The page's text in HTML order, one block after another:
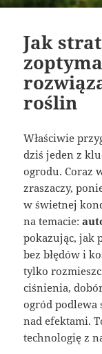
Jak
roślin
Właściwie
dziś jeden z
ogrodu. Coraz
zraszaczy,
w świetnej
na temacie:
pokazując, jak
bez błędów i
tylko
ciśnienia,
ogród podlewa
nad efektami.
technologię z